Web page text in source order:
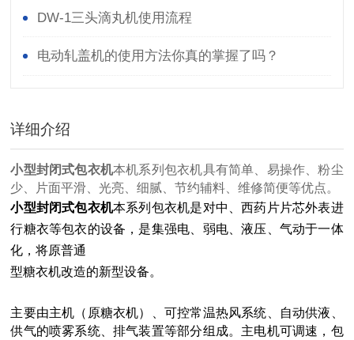
DW-1三头滴丸机使用流程
电动轧盖机的使用方法你真的掌握了吗？
详细介绍
小型封闭式包衣机本机系列包衣机具有简单、易操作、粉尘
少、片面平滑、光亮、细腻、节约辅料、维修简便等优点。
小型封闭式包衣机本系列包衣机是对中、西药片片芯外表进
行糖衣等包衣的设备，是集强电、弱电、液压、气动于一体
化，将原普通
型糖衣机改造的新型设备。
主要由主机（原糖衣机）、可控常温热风系统、自动供液、
供气的喷雾系统、排气装置等部分组成。主电机可调速，包